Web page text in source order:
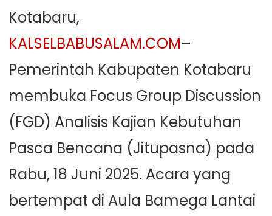
Kotabaru,
KALSELBABUSALAM.COM–
Pemerintah Kabupaten Kotabaru
membuka Focus Group Discussion
(FGD) Analisis Kajian Kebutuhan
Pasca Bencana (Jitupasna) pada
Rabu, 18 Juni 2025. Acara yang
bertempat di Aula Bamega Lantai